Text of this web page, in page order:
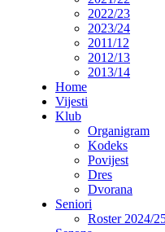
2022/23
2023/24
2011/12
2012/13
2013/14
Home
Vijesti
Klub
Organigram
Kodeks
Povijest
Dres
Dvorana
Seniori
Roster 2024/